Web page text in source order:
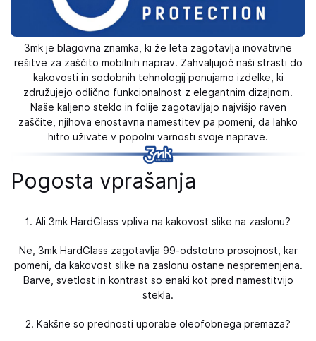
3mk je blagovna znamka, ki že leta zagotavlja inovativne
rešitve za zaščito mobilnih naprav. Zahvaljujoč naši strasti do
kakovosti in sodobnih tehnologij ponujamo izdelke, ki
združujejo odlično funkcionalnost z elegantnim dizajnom.
Naše kaljeno steklo in folije zagotavljajo najvišjo raven
zaščite, njihova enostavna namestitev pa pomeni, da lahko
hitro uživate v popolni varnosti svoje naprave.
Pogosta vprašanja
1. Ali 3mk HardGlass vpliva na kakovost slike na zaslonu?
Ne, 3mk HardGlass zagotavlja 99-odstotno prosojnost, kar
pomeni, da kakovost slike na zaslonu ostane nespremenjena.
Barve, svetlost in kontrast so enaki kot pred namestitvijo
stekla.
2. Kakšne so prednosti uporabe oleofobnega premaza?